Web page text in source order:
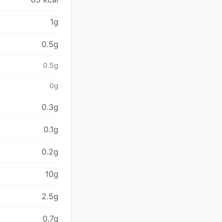
1g
0.5g
0.5g
0g
0.3g
0.1g
0.2g
10g
2.5g
0.7g